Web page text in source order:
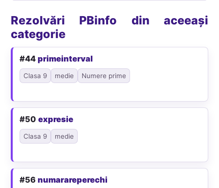
Rezolvări PBinfo din aceeași
categorie
#44primeinterval
Clasa 9 medie Numere prime
#50expresie
Clasa 9 medie
#56numarareperechi